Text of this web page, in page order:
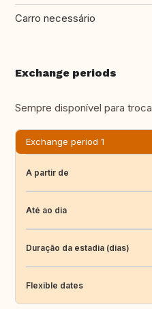
Carro necessário
Exchange periods
Sempre disponível para troca
Exchange period 1
A partir de
Até ao dia
Duração da estadia (dias)
Flexible dates